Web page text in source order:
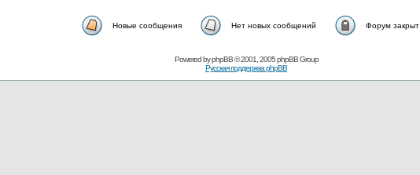
Новые сообщения Нет новых сообщений Форум закрыт
Powered byphpBB© 2001, 2005 phpBB Group
Русская поддержка phpBB